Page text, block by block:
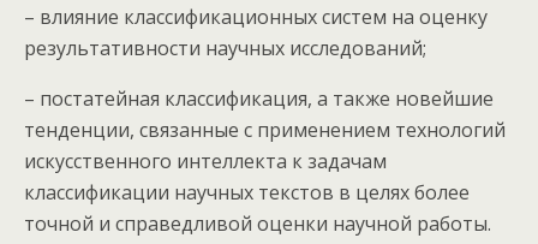
– влияние классификационных систем на оценку
результативности научных исследований;
– постатейная классификация, а также новейшие
тенденции, связанные с применением технологий
искусственного интеллекта к задачам
классификации научных текстов в целях более
точной и справедливой оценки научной работы.